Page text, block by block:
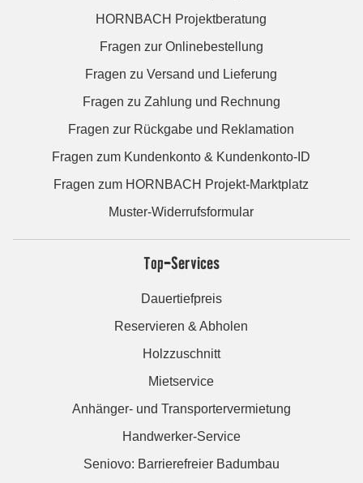
HORNBACH Projektberatung
Fragen zur Onlinebestellung
Fragen zu Versand und Lieferung
Fragen zu Zahlung und Rechnung
Fragen zur Rückgabe und Reklamation
Fragen zum Kundenkonto & Kundenkonto-ID
Fragen zum HORNBACH Projekt-Marktplatz
Muster-Widerrufsformular
Top-Services
Dauertiefpreis
Reservieren & Abholen
Holzzuschnitt
Mietservice
Anhänger- und Transportervermietung
Handwerker-Service
Seniovo: Barrierefreier Badumbau